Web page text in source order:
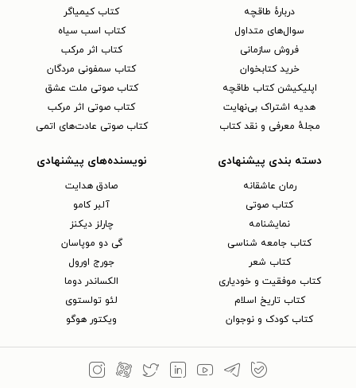
دربارهٔ طاقچه
سوال‌های متداول
فروش سازمانی
خرید کتابخوان
اپلیکیشن کتاب طاقچه
هدیه اشتراک بی‌نهایت
مجلهٔ معرفی و نقد کتاب
کتاب کیمیاگر
کتاب اسب سیاه
کتاب اثر مرکب
کتاب سمفونی مردگان
کتاب صوتی ملت عشق
کتاب صوتی اثر مرکب
کتاب صوتی عادت‌های اتمی
دسته بندی پیشنهادی
رمان عاشقانه
کتاب‌ صوتی
نمایشنامه
کتاب جامعه شناسی
کتاب شعر
کتاب موفقیت و خودیاری
کتاب تاریخ اسلام
کتاب کودک و نوجوان
نویسنده‌های پیشنهادی
صادق هدایت
آلبر کامو
چارلز دیکنز
گی دو موپاسان
جورج اورول
الکساندر دوما
لئو تولستوی
ویکتور هوگو